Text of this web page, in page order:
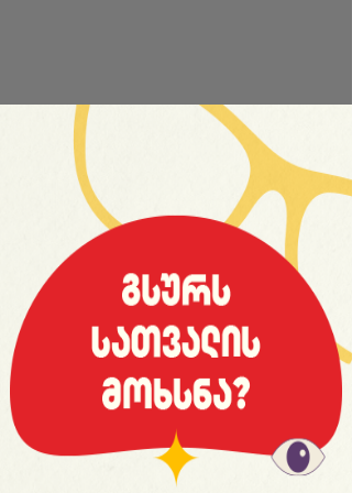
საიტის სრული ვერსია
© 2008 იანვარი, «მსოფლიო სპორტი»
ვებ-გვერდ WORLDSPORT.GE-ს ინფორმაციებისა და
ფოტომასალის გამოყენება, რედაქციასთან
შეთანხმების გარეშე, აკრძალულია!